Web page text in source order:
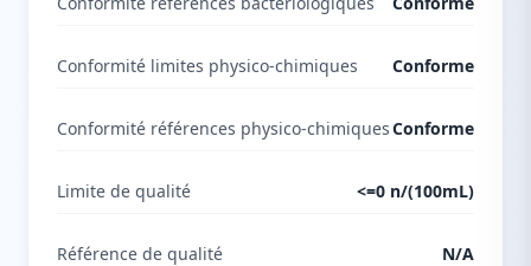
Conformité limites physico-chimiques Conforme
Conformité références physico-chimiquesConforme
Limite de qualité <=0 n/(100mL)
Référence de qualité N/A